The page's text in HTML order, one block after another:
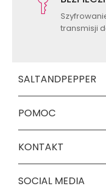
transmisji
SALTANDPEPPER
POMOC
KONTAKT
SOCIAL MEDIA